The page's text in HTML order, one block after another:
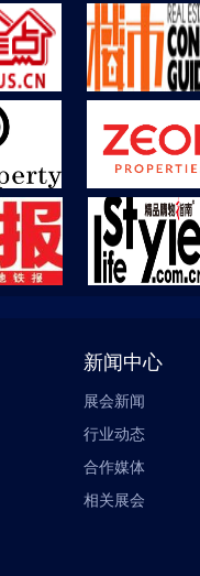
新闻中心
展会新闻
行业动态
合作媒体
相关展会